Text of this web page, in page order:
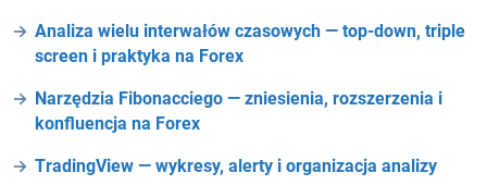
Analiza wielu interwałów czasowych — top-down, triple
screen i praktyka na Forex
Narzędzia Fibonacciego — zniesienia, rozszerzenia i
konfluencja na Forex
TradingView — wykresy, alerty i organizacja analizy